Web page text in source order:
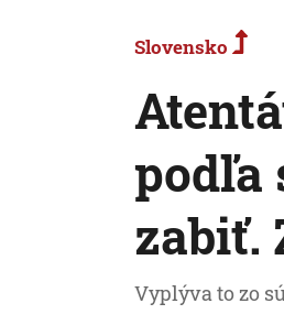
Slovensko
podľa
zabiť.
Vyplýva to zo